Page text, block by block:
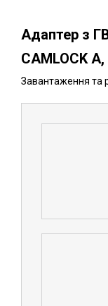
Адаптер з
CAMLOCK
Завантаження та